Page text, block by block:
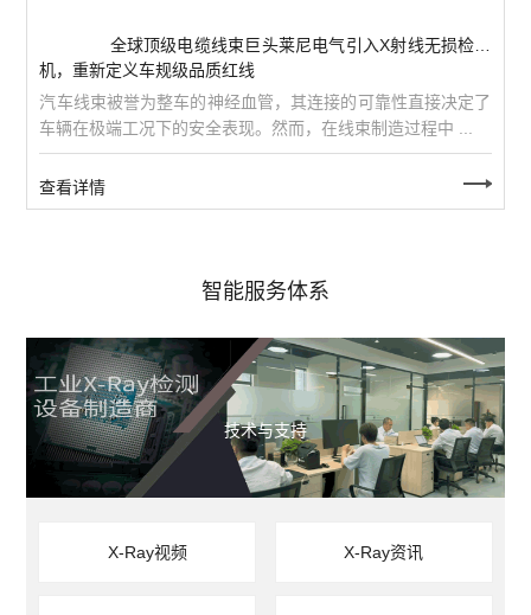
机，重新定义车规级品质红线
汽车线束被誉为整车的神经血管，其连接的可靠性直接决定了
查看详情
智能服务体系
技术与支持
X-Ray视频 X-Ray资讯